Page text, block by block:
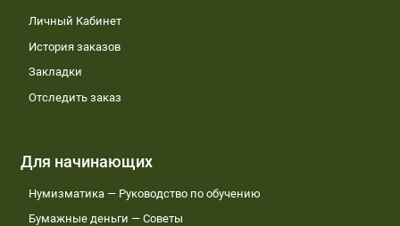
Личный Кабинет
История заказов
Закладки
Отследить заказ
Для начинающих
Нумизматика — Руководство по обучению
Бумажные деньги — Советы